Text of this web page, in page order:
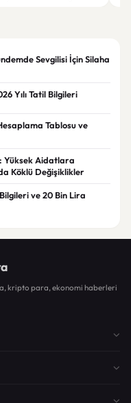
Sevgilisi İçin Silaha
Yılı Tatil Bilgileri
Tablosu ve
Yüksek Aidatlara
Köklü Değişiklikler
ve 20 Bin Lira
kripto para, ekonomi haberleri